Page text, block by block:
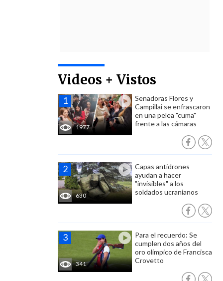
Videos + Vistos
1977
Senadoras Flores y
Campillai se enfrascaron
en una pelea "cuma"
frente a las cámaras
630
Capas antidrones
ayudan a hacer
"invisibles" a los
soldados ucranianos
341
Para el recuerdo: Se
cumplen dos años del
oro olímpico de Francisca
Crovetto